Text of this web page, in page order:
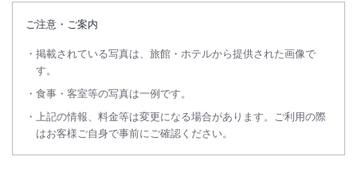
ご注意・ご案内
掲載されている写真は、旅館・ホテルから提供された画像で
す。
食事・客室等の写真は一例です。
上記の情報、料金等は変更になる場合があります。ご利用の際
はお客様ご自身で事前にご確認ください。